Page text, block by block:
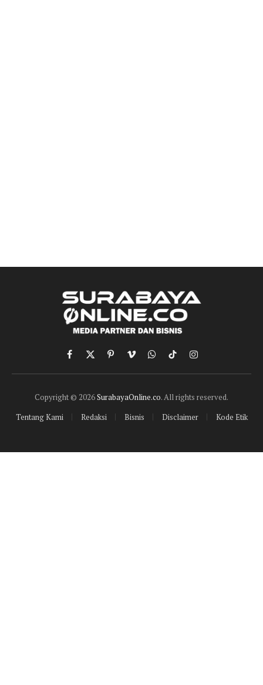
Facebook
X
(Twitter)
PinterestVimeoWhatsApp
TikTokInstagram
Copyright © 2026SurabayaOnline.co. All rights reserved.
Tentang Kami
Redaksi Bisnis Disclaimer Kode Etik